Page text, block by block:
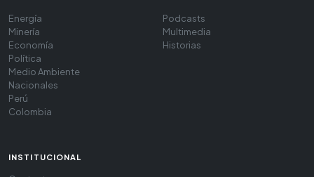
Energía
Minería
Economía
Política
Medio Ambiente
Nacionales
Perú
Colombia
Podcasts
Multimedia
Historias
INSTITUCIONAL